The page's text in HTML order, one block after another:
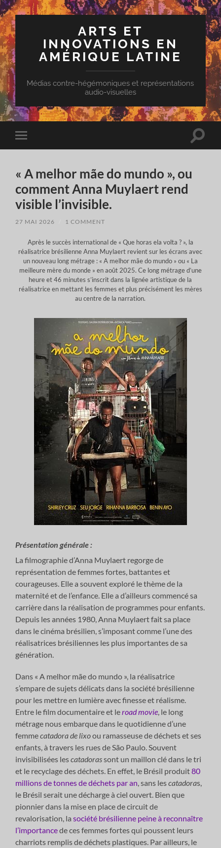
ARTS ET
INNOVATIONS EN
AMÉRIQUE LATINE
Médias contre-hégémoniques et représentations
audio-visuelles
Toggle
mobile
Toggle
« A melhor mãe do mundo », ou
comment Anna Muylaert rend
visible l’invisible.
27 MAI 2026 1 COMMENT
Après le succès international de « Que horas ela volta ? », la
réalisatrice brésilienne Anna Muylaert revient sur les écrans avec
un nouveau long métrage : « A melhor mãe do mundo » ou « La
meilleure mère du monde » en août 2025. Ce long métrage d’une
heure et 46 minutes s’inscrit dans la lignée artistique de la
réalisatrice en mettant les femmes et plus précisément les mères
au centre de la narration.
Présentation générale :
La filmographie d’Anna Muylaert regorge de
représentation de femmes fortes, battantes et
courageuses. Elle a souvent exploré le thème de la
maternité et de l’enfance. Elle a d’ailleurs commencé sa
carrière dans la réalisation de programmes pour enfants.
Depuis les années 1980, Anna Muylaert fait sa place
dans le cinéma brésilien, s’imposant comme l’une des
réalisatrices brésiliennes les plus importantes de sa
génération.
Dans « A melhor mãe do mundo », la réalisatrice
s’empare de sujets délicats dans la société brésilienne
pour les mettre en lumière avec finesse et réalisme.
Entre le film documentaire et leroad movie , le long
métrage nous embarque dans le quotidienne d’une
femmecatadora de lixoou ramasseuse de déchets et ses
enfants, à travers les rues de São Paulo. Souvent
invisibilisées lescatadorassont un maillon clé dans le tri
et le recyclage des déchets. En effet, le Brésil produit80
millions de tonnes de déchets par an , sans lescatadoras,
le Brésil serait une décharge à ciel ouvert. Bien que
pionnier dans la mise en place de circuit de
revalorisation, lasociété brésilienne peine à reconnaître
l’importancede ces femmes fortes qui poussent leurs
charriots remplis de déchets plastiques. Par ailleurs, le